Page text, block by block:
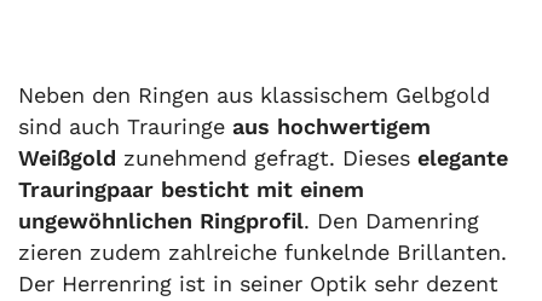
Neben den Ringen aus klassischem Gelbgold
sind auch Trauringe aus hochwertigem
Weißgold zunehmend gefragt. Dieses elegante
Trauringpaar besticht mit einem
ungewöhnlichen Ringprofil. Den Damenring
zieren zudem zahlreiche funkelnde Brillanten.
Der Herrenring ist in seiner Optik sehr dezent